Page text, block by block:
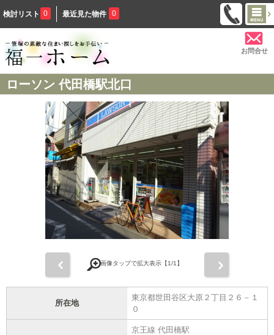
検討リスト 0 最近見た物件 0
お問合せ
ローソン 代田橋駅北口
画像タップで拡大表示【1/1】
所在地
東京都世田谷区大原２丁目２６－１
０
京王線 代田橋駅